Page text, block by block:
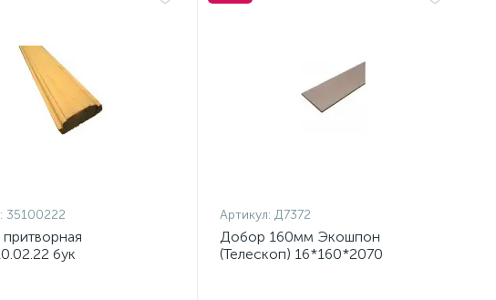
35100222
бук
Артикул: Д7372
Добор 160мм Экошпон
(Телескоп) 16*160*2070